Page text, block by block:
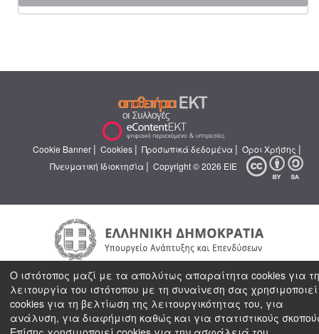
Cookie Banner | Cookies | Προσωπικά δεδομένα | Όροι Χρήσης |
Πνευματική Ιδιοκτησία | Copyright © 2026 ΕΙΕ
Ο ιστότοπος μαζί με τα απολύτως απαραίτητα cookies για
λειτουργία του ιστότοπου με τη συναίνεση σας χρησιμοποιεί
cookies για τη βελτίωση της λειτουργικότητας του, για
ανάλυση, για διαφήμιση καθώς και για στατιστικούς